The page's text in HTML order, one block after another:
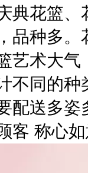
典花篮
品种多
艺术大
不同的
配送多
客 称心